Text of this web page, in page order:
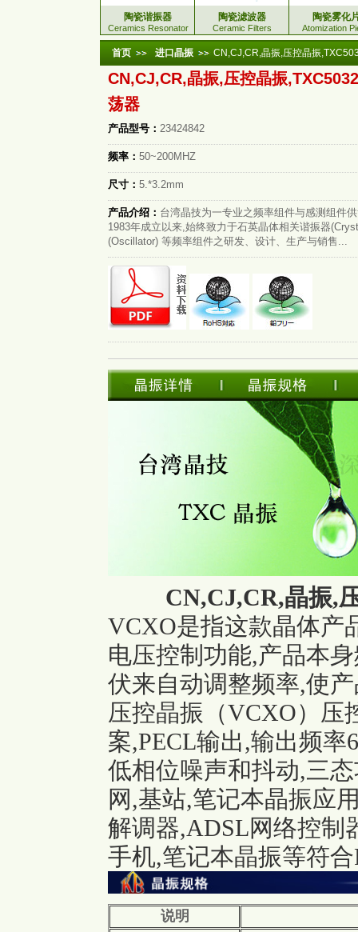
陶瓷谐振器
Ceramics Resonator
陶瓷滤波器
Ceramic Filters
陶瓷雾化
Atomization
首页 进口晶振 CN,CJ,CR,晶振,压控晶振
CN,CJ,CR,晶振,压控晶振
荡器
产品型号： 23424842
频率： 50~200MHZ
尺寸： 5.*3.2mm
产品介绍： 台湾晶技为一专业之频率组件与感测组件
1983年成立以来,始终致力于石英晶体相关谐振器
(Oscillator) 等频率组件之研发、设计、生产与销售...
CN,CJ,CR,晶振,压
VCXO是指这款晶体产
电压控制功能,产品本
伏来自动调整频率,使
压控晶振（VCXO）压
案,PECL输出,输出频率
低相位噪声和抖动,三
网,基站,笔记本晶振应
解调器,ADSL网络控制
手机,笔记本晶振等符
说明